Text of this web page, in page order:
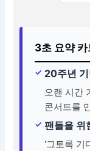
3초 요약 카
20주년 기
오랜 시간
콘서트를
팬들을 위
'그토록 기